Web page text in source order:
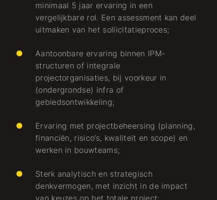
minimaal 5 jaar ervaring in een
vergelijkbare rol. Een assessment kan deel
uitmaken van het sollicitatieproces;
Aantoonbare ervaring binnen IPM-
structuren of integrale
projectorganisaties, bij voorkeur in
(ondergrondse) infra of
gebiedsontwikkeling;
Ervaring met projectbeheersing (planning,
financiën, risico’s, kwaliteit en scope) en
werken in bouwteams;
Sterk analytisch en strategisch
denkvermogen, met inzicht in de impact